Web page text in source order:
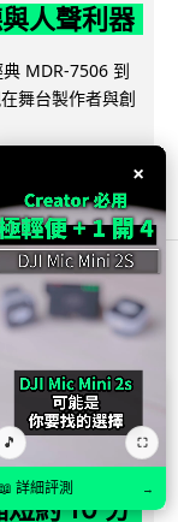
人聲利器
MDR-7506 到
舞台製作者與創
「烏拉特
高世界首
約 10 分
×
🎵 ⛶
詳細評測 →